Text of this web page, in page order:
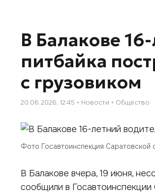
В Балакове
питбайка
с грузовиком
20.06.2026, 12:45 Новости Общество
Фото Госавтоинспекция Саратовской
В Балакове вчера, 19 июня,
сообщили в Госавтоинспекции